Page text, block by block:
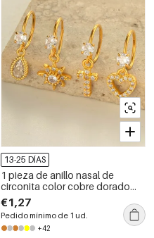
13-25 DÍAS
1 pieza de anillo nasal de
circonita color cobre dorado
cruzado
€1,27
Pedido mínimo de 1 ud.
+42